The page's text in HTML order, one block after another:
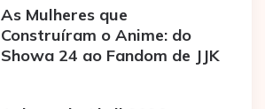
As Mulheres que
Construíram o Anime: do
Showa 24 ao Fandom de JJK